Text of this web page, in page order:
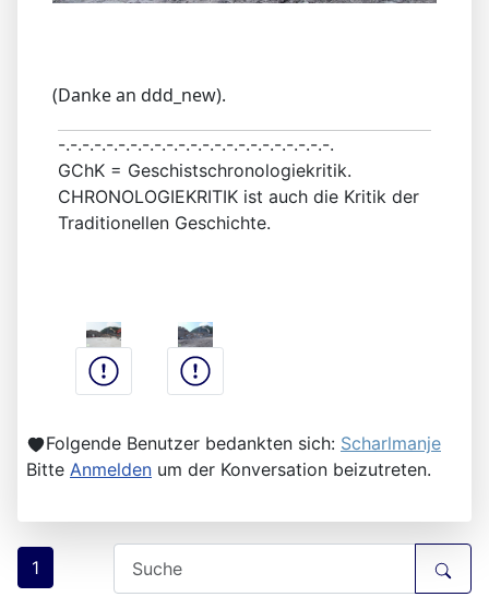
(Danke an ddd_new).
-.-.-.-.-.-.-.-.-.-.-.-.-.-.-.-.-.-.-.-.-.-.-.
GChK = Geschistschronologiekritik.
CHRONOLOGIEKRITIK ist auch die Kritik der
Traditionellen Geschichte.
Folgende Benutzer bedankten sich: Scharlmanje
Bitte Anmelden um der Konversation beizutreten.
1